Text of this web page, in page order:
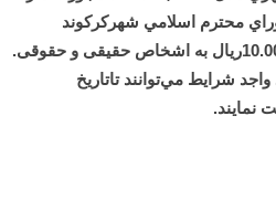
باقیمت کارشناسی 10.000.000.000ریال به اشخاص حقیقی و حقوقی.
شرايط مي‌توانند تاتاریخ